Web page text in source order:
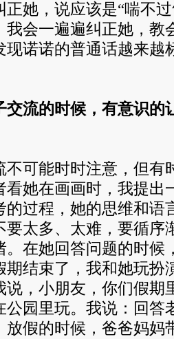
她，说应该是“喘不
我会一遍遍纠正她，教
现诺诺的普通话越来越
交流的时候，有意识的
可能时时注意，但有
看她在画画时，我提出
的过程，她的思维和语
要太多、太难，要循序
。在她回答问题的时候
期结束了，我和她玩扮
说，小朋友，你们假期
公园里玩。我说：回答
放假的时候，爸爸妈妈